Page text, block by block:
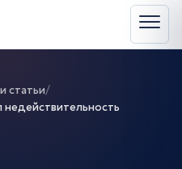
статьи/